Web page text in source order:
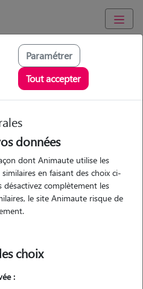
Marne/Ormesson-sur-Marne
- Petsitter à
SUR
Paramétrer
Tout accepter
données
dont Animaute utilise les
en faisant des choix ci-
désactivez complètement les
le site Animaute risque de
choix
: